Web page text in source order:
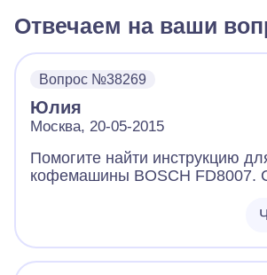
Отвечаем на ваши
Вопрос №38269
Юлия
Москва, 20-05-2015
Помогите найти инструкцию
кофемашины BOSCH FD8007.